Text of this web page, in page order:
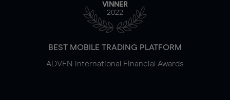
VINNER
2022
BEST MOBILE TRADING PLATFORM
ADVFN International Financial Awards